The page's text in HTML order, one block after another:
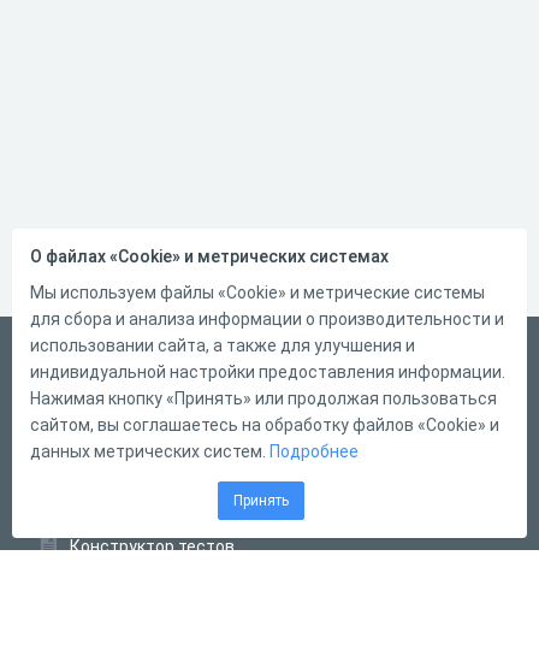
Русский
Справка
Форма обратной связи
Конструктор тестов
О файлах «Cookie» и метрических системах
Мы используем файлы «Cookie» и метрические системы
для сбора и анализа информации о производительности и
использовании сайта, а также для улучшения и
индивидуальной настройки предоставления информации.
Нажимая кнопку «Принять» или продолжая пользоваться
сайтом, вы соглашаетесь на обработку файлов «Cookie» и
данных метрических систем. Подробнее
Принять